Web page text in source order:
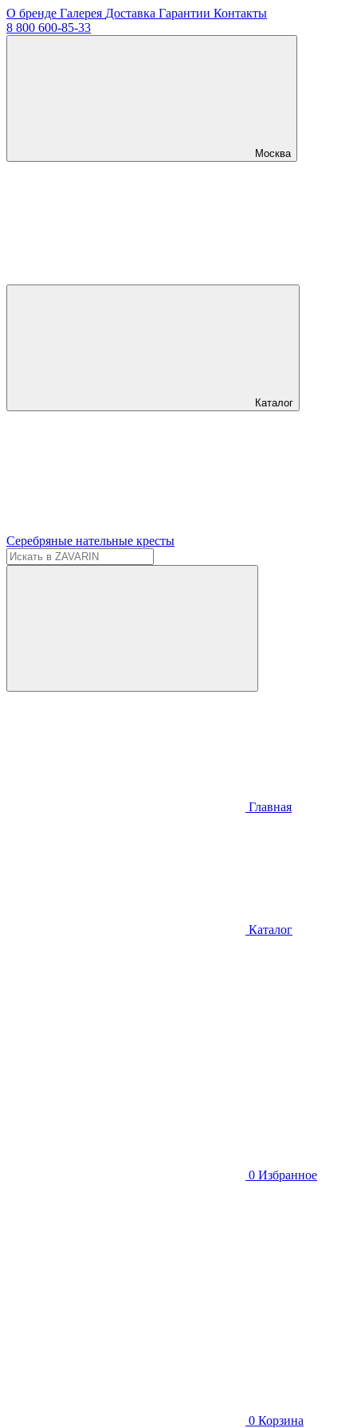
О бренде Галерея Доставка Гарантии Контакты
8 800 600-85-33
Москва
Каталог
Серебряные нательные кресты
Главная
Каталог
0 Избранное
0 Корзина